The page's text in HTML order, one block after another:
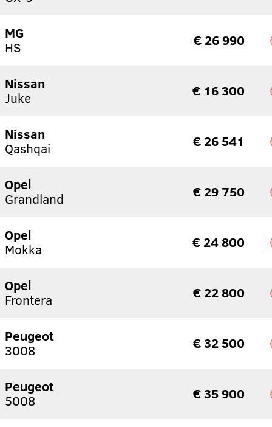
MG
HS
€ 26 990
Nissan
Juke
€ 16 300
Nissan
Qashqai
€ 26 541
Opel
Grandland
€ 29 750
Opel
Mokka
€ 24 800
Opel
Frontera
€ 22 800
Peugeot
3008
€ 32 500
Peugeot
5008
€ 35 900